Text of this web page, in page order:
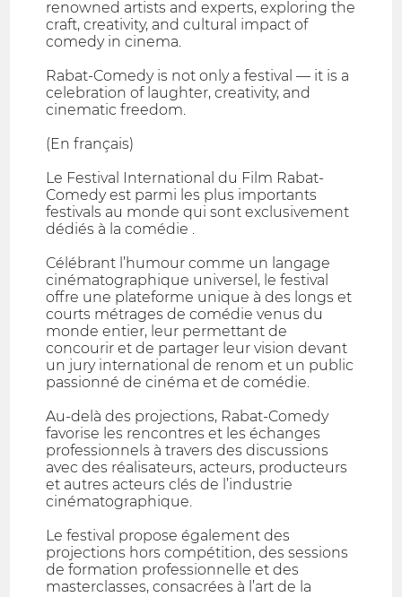
renowned artists and experts, exploring the
craft, creativity, and cultural impact of
comedy in cinema.
Rabat-Comedy is not only a festival — it is a
celebration of laughter, creativity, and
cinematic freedom.
(En français)
Le Festival International du Film Rabat-
Comedy est parmi les plus importants
festivals au monde qui sont exclusivement
dédiés à la comédie .
Célébrant l’humour comme un langage
cinématographique universel, le festival
offre une plateforme unique à des longs et
courts métrages de comédie venus du
monde entier, leur permettant de
concourir et de partager leur vision devant
un jury international de renom et un public
passionné de cinéma et de comédie.
Au-delà des projections, Rabat-Comedy
favorise les rencontres et les échanges
professionnels à travers des discussions
avec des réalisateurs, acteurs, producteurs
et autres acteurs clés de l’industrie
cinématographique.
Le festival propose également des
projections hors compétition, des sessions
de formation professionnelle et des
masterclasses, consacrées à l’art de la